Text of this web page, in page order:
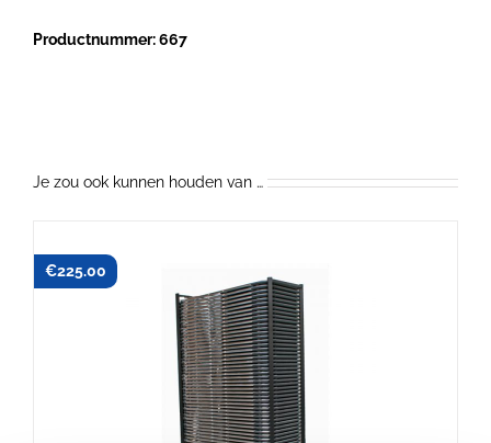
aantal
Productnummer: 667
Je zou ook kunnen houden van …
€225.00